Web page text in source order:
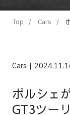
Top Cars
Cars
ポルシェ
GT3ツー